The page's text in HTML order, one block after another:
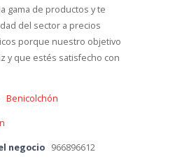
gama de productos y te
del sector a precios
porque nuestro objetivo
y que estés satisfecho con
Benicolchón
negocio 966896612